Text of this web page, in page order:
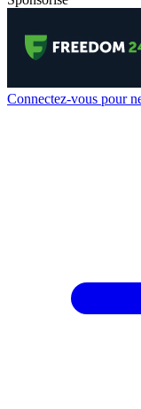
Connectez-vous pour